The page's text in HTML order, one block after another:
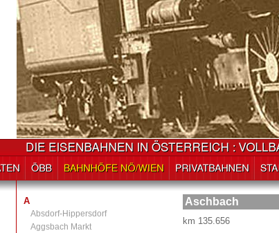
A
Absdorf-Hippersdorf
Aggsbach Markt
Aschbach
km 135.656